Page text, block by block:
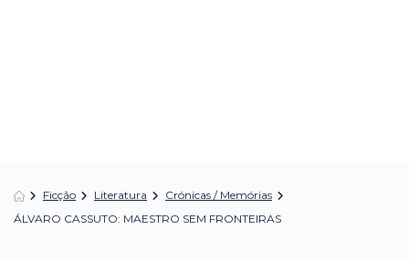
Ficção Literatura
Crónicas / Memórias
ÁLVARO CASSUTO: MAESTRO SEM FRONTEIRAS